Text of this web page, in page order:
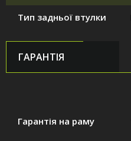
Тип задньої втулки
ГАРАНТІЯ
Гарантія на раму